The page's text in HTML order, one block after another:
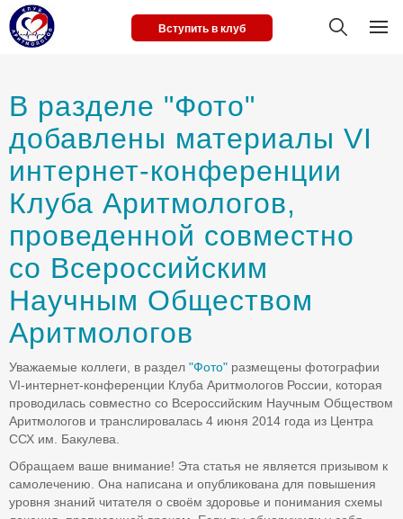
Вступить в клуб
В разделе "Фото"
добавлены материалы VI
интернет-конференции
Клуба Аритмологов,
проведенной совместно
со Всероссийским
Научным Обществом
Аритмологов
Уважаемые коллеги, в раздел "Фото" размещены фотографии
VI-интернет-конференции Клуба Аритмологов России, которая
проводилась совместно со Всероссийским Научным Обществом
Аритмологов и транслировалась 4 июня 2014 года из Центра
ССХ им. Бакулева.
Обращаем ваше внимание! Эта статья не является призывом к
самолечению. Она написана и опубликована для повышения
уровня знаний читателя о своём здоровье и понимания схемы